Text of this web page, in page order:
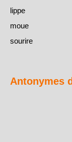
lippe
moue
sourire
Antonymes